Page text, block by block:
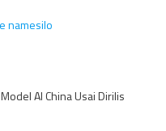
AI China Usai Dirilis